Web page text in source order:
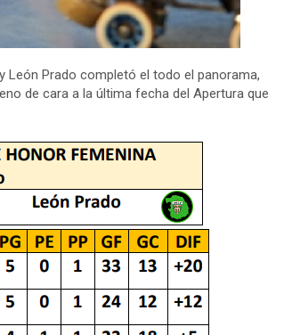
León Prado completó el todo el panorama,
de cara a la última fecha del Apertura que